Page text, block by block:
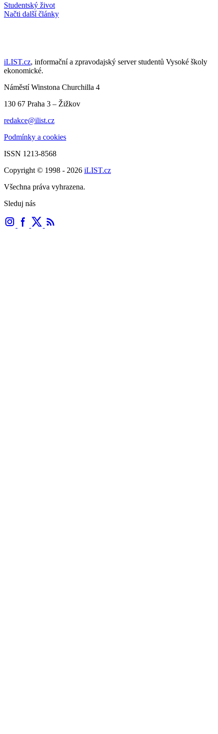
Studentský život
Načti další články
iLIST.cz, informační a zpravodajský server studentů Vysoké školy
ekonomické.
Náměstí Winstona Churchilla 4
130 67 Praha 3 – Žižkov
redakce@ilist.cz
Podmínky a cookies
ISSN 1213-8568
Copyright © 1998 - 2026 iLIST.cz
Všechna práva vyhrazena.
Sleduj nás